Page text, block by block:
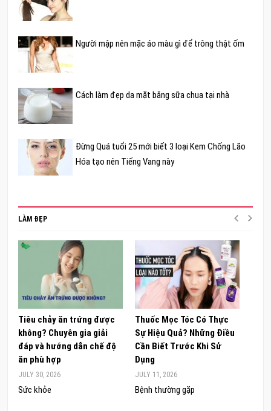
Người mập nên mặc áo màu gì để trông thật ốm
Cách làm đẹp da mặt bằng sữa chua tại nhà
Đừng Quá tuổi 25 mới biết 3 loại Kem Chống Lão
Hóa tạo nên Tiếng Vang này
LÀM ĐẸP
Tiêu chảy ăn trứng được
không? Chuyên gia giải
đáp và hướng dẫn chế độ
ăn phù hợp
JULY 30, 2026
Sức khỏe
Thuốc Mọc Tóc Có Thực
Sự Hiệu Quả? Những Điều
Cần Biết Trước Khi Sử
Dụng
JULY 11, 2026
Bệnh thường gặp